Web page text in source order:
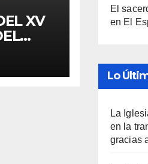
XV
El
en El
Lo
La
en la
gracias